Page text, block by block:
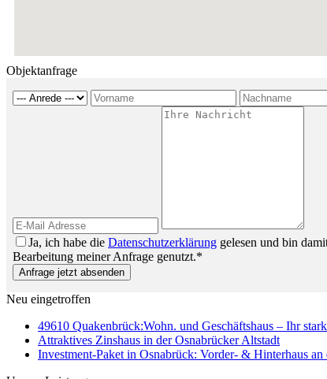
Objektanfrage
Ja, ich habe die Datenschutzerklärung gelesen und bin
Bearbeitung meiner Anfrage genutzt.*
Anfrage jetzt absenden
Neu eingetroffen
49610 Quakenbrück:Wohn. und Geschäftshaus – Ihr
Attraktives Zinshaus in der Osnabrücker Altstadt
Investment-Paket in Osnabrück: Vorder- & Hinterhaus